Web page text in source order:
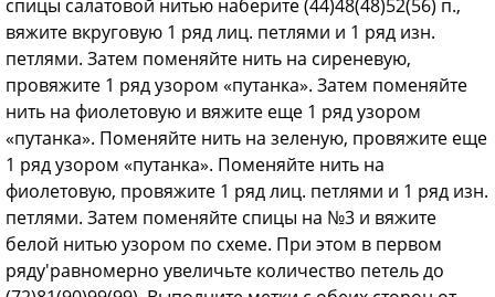
спицы салатовой нитью набе­рите (44)48(48)52(56) п.,
вяжите вкруговую 1 ряд лиц. петлями и 1 ряд изн.
петлями. За­тем поменяйте нить на сиреневую,
провяжи­те 1 ряд узором «путанка». Затем поменяйте
нить на фиолетовую и вяжите еще 1 ряд узором
«путанка». Поменяйте нить на зеле­ную, провяжите еще
1 ряд узором «путанка». Поменяйте нить на
фиолетовую, провяжите 1 ряд лиц. петлями и 1 ряд изн.
петлями. За­тем поменяйте спицы на №3 и вяжите
белой нитью узором по схеме. При этом в первом
ряду'равномерно увеличьте количество петель до